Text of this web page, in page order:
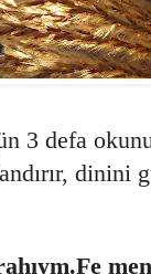
3 defa